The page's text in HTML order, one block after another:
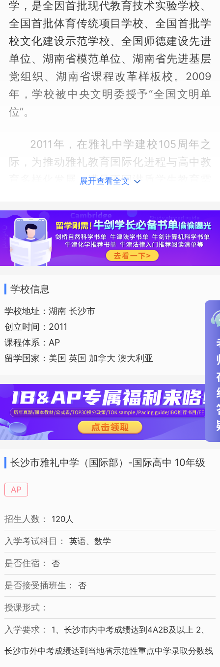
学，是全因首批现代教育技术实验学校、
全国首批体育传统项目学校、全国首批学
校文化建设示范学校、全国师德建设先进
单位、湖南省模范单位、湖南省先进基层
党组织、湖南省课程改革样板校。2009
年，学校被中央文明委授予“全国文明单
位”。
2011年，在雅礼中学建校105周年之
际，为推动雅礼教育国际化进程与高中教
育多样化发展，满足不同潜质学生教育需
礼中学成立国际部，肩负起“为社会与民族
培养具备全球视野，适应世界变革与发展
的国际公民”的使命。
展开查看全文
学校信息
学校地址：湖南 长沙市
创立时间：2011
课程体系：AP
留学国家：美国 英国 加拿大 澳大利亚
长沙市雅礼中学（国际部）-国际高中 10年级
AP
招生人数： 120人
入学考试科目： 英语、数学
是否住宿： 否
是否接受插班生： 否
授课形式：
入学要求： 1、长沙市内中考成绩达到4A2B及以上 2、
长沙市外中考成绩达到当地省示范性重点中学录取分数线